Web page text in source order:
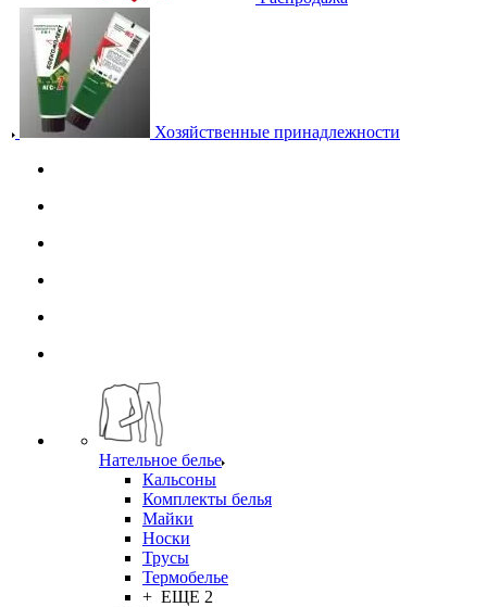
Хозяйственные принадлежности
Нательное белье
Кальсоны
Комплекты белья
Майки
Носки
Трусы
Термобелье
+ ЕЩЕ 2